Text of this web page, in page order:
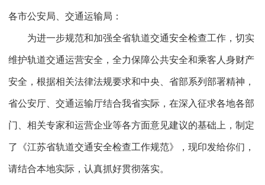
各市公安局、交通运输局：
为进一步规范和加强全省轨道交通安全检查工作，切实
维护轨道交通运营安全，全力保障公共安全和乘客人身财产
安全，根据相关法律法规要求和中央、省部系列部署精神，
省公安厅、交通运输厅结合我省实际，在深入征求各地各部
门、相关专家和运营企业等各方面意见建议的基础上，制定
了《江苏省轨道交通安全检查工作规范》，现印发给你们，
请结合本地实际，认真抓好贯彻落实。